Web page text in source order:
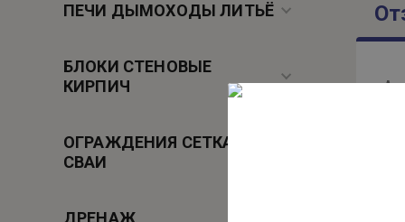
ПЕЧИ ДЫМОХОДЫ ЛИТЬЁ
БЛОКИ СТЕНОВЫЕ
КИРПИЧ
ОГРАЖДЕНИЯ СЕТКА
СВАИ
ДРЕНАЖ